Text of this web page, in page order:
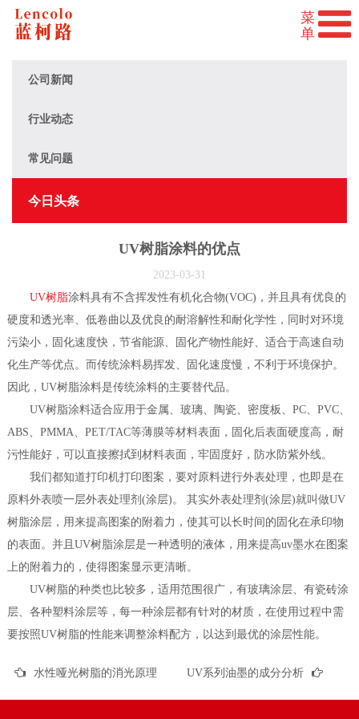
公司新闻
行业动态
常见问题
今日头条
UV树脂涂料的优点
2023-03-31
UV树脂涂料具有不含挥发性有机化合物(VOC)，并且具有优良的
硬度和透光率、低卷曲以及优良的耐溶解性和耐化学性，同时对环境
污染小，固化速度快，节省能源、固化产物性能好、适合于高速自动
化生产等优点。而传统涂料易挥发、固化速度慢，不利于环境保护。
因此，UV树脂涂料是传统涂料的主要替代品。
UV树脂涂料适合应用于金属、玻璃、陶瓷、密度板、PC、PVC、
ABS、PMMA、PET/TAC等薄膜等材料表面，固化后表面硬度高，耐
污性能好，可以直接擦拭到材料表面，牢固度好，防水防紫外线。
我们都知道打印机打印图案，要对原料进行外表处理，也即是在
原料外表喷一层外表处理剂(涂层)。 其实外表处理剂(涂层)就叫做UV
树脂涂层，用来提高图案的附着力，使其可以长时间的固化在承印物
的表面。并且UV树脂涂层是一种透明的液体，用来提高uv墨水在图案
上的附着力的，使得图案显示更清晰。
UV树脂的种类也比较多，适用范围很广，有玻璃涂层、有瓷砖涂
层、各种塑料涂层等，每一种涂层都有针对的材质，在使用过程中需
要按照UV树脂的性能来调整涂料配方，以达到最优的涂层性能。
水性哑光树脂的消光原理 UV系列油墨的成分分析